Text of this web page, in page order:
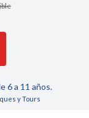
6 a 11 años.
y Tours